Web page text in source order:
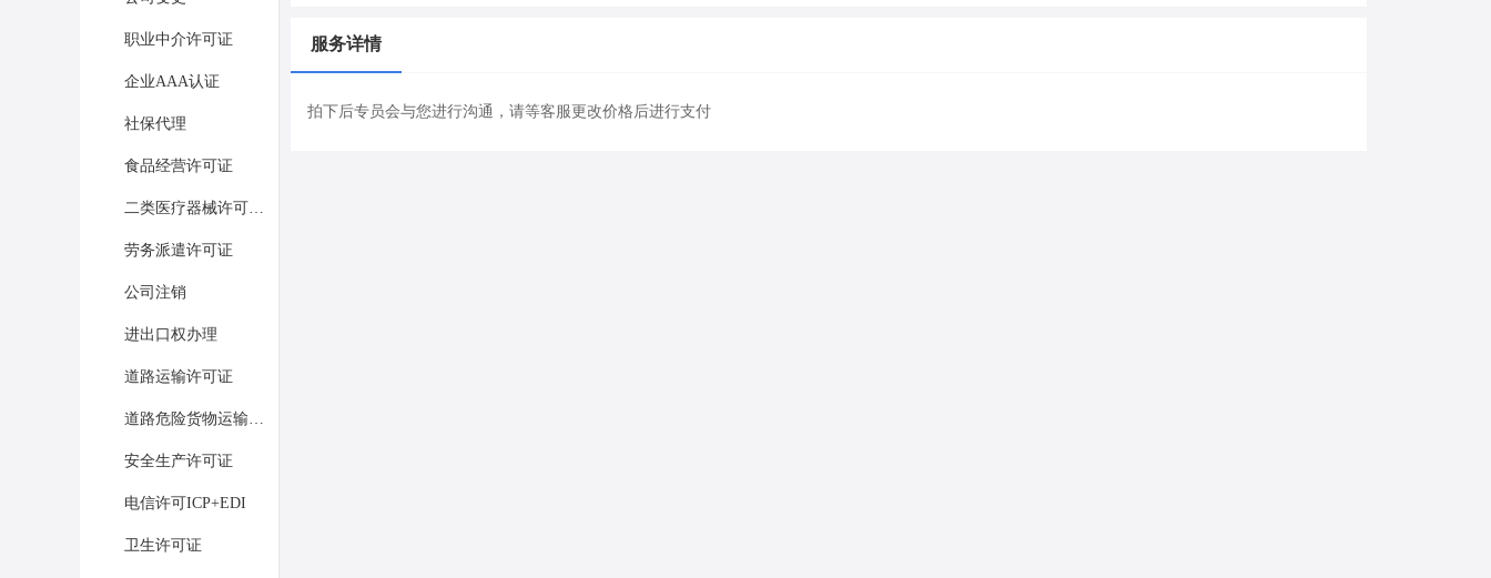
职业中介许可证
企业AAA认证
社保代理
食品经营许可证
二类医疗器械许可证办理
劳务派遣许可证
公司注销
进出口权办理
道路运输许可证
道路危险货物运输经营许可证
安全生产许可证
电信许可ICP+EDI
卫生许可证
服务详情
拍下后专员会与您进行沟通，请等客服更改价格后进行支付